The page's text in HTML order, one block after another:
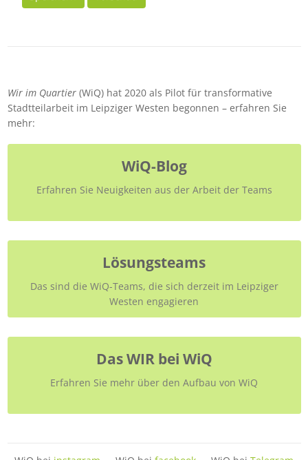
Wir im Quartier(WiQ) hat 2020 als Pilot für transformative
Stadtteilarbeit im Leipziger Westen begonnen – erfahren Sie
mehr:
WiQ-Blog
Erfahren Sie Neuigkeiten aus der Arbeit der Teams
Lösungsteams
Das sind die WiQ-Teams, die sich derzeit im Leipziger
Westen engagieren
Das WIR bei WiQ
Erfahren Sie mehr über den Aufbau von WiQ